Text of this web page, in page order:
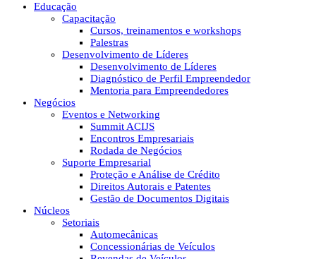
Educação
Capacitação
Cursos, treinamentos e workshops
Palestras
Desenvolvimento de Líderes
Desenvolvimento de Líderes
Diagnóstico de Perfil Empreendedor
Mentoria para Empreendedores
Negócios
Eventos e Networking
Summit ACIJS
Encontros Empresariais
Rodada de Negócios
Suporte Empresarial
Proteção e Análise de Crédito
Direitos Autorais e Patentes
Gestão de Documentos Digitais
Núcleos
Setoriais
Automecânicas
Concessionárias de Veículos